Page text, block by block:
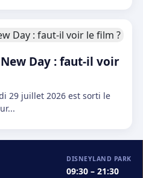
Day : faut-il voir
29 juillet 2026 est sorti le
DISNEYLAND PARK
09:30 – 21:30